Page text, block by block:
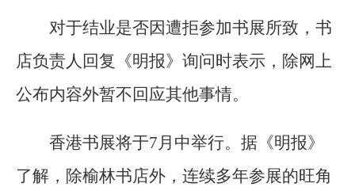
对于结业是否因遭拒参加书展所致，书
店负责人回复《明报》询问时表示，除网上
公布内容外暂不回应其他事情。
香港书展将于7月中举行。据《明报》
了解，除榆林书店外，连续多年参展的旺角